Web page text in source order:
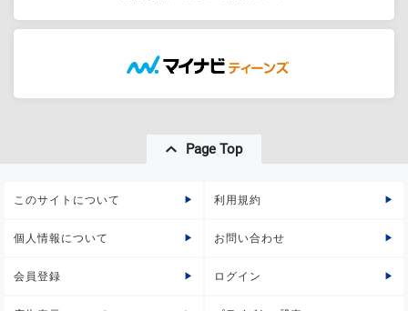
Page Top
このサイトについて 利用規約
個人情報について お問い合わせ
会員登録 ログイン